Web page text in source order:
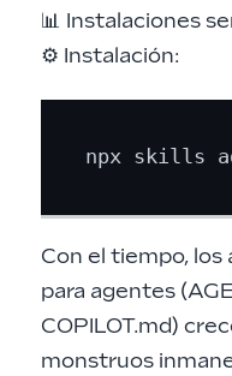
📊 Instalaciones
⚙️ Instalación:
Con el tiempo,
para agentes
COPILOT.md)
monstruos